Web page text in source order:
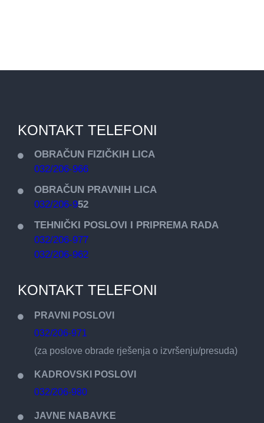
KONTAKT TELEFONI
OBRAČUN FIZIČKIH LICA
032/206-966
OBRAČUN PRAVNIH LICA
032/206-952
TEHNIČKI POSLOVI I PRIPREMA RADA
032/206-977
032/206-962
KONTAKT TELEFONI
PRAVNI POSLOVI
032/206-971
(za poslove obrade rješenja o izvršenju/presuda)
KADROVSKI POSLOVI
032/206-980
JAVNE NABAVKE